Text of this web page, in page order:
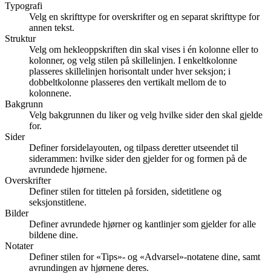
Typografi
Velg en skrifttype for overskrifter og en separat skrifttype for
annen tekst.
Struktur
Velg om hekleoppskriften din skal vises i én kolonne eller to
kolonner, og velg stilen på skillelinjen. I enkeltkolonne
plasseres skillelinjen horisontalt under hver seksjon; i
dobbeltkolonne plasseres den vertikalt mellom de to
kolonnene.
Bakgrunn
Velg bakgrunnen du liker og velg hvilke sider den skal gjelde
for.
Sider
Definer forsidelayouten, og tilpass deretter utseendet til
siderammen: hvilke sider den gjelder for og formen på de
avrundede hjørnene.
Overskrifter
Definer stilen for tittelen på forsiden, sidetitlene og
seksjonstitlene.
Bilder
Definer avrundede hjørner og kantlinjer som gjelder for alle
bildene dine.
Notater
Definer stilen for «Tips»- og «Advarsel»-notatene dine, samt
avrundingen av hjørnene deres.